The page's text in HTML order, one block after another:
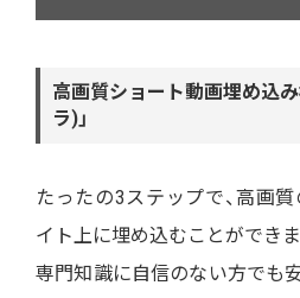
高画質ショート動画埋め込
ラ)」
たったの3ステップで、高画
イト上に埋め込むことができま
専門知識に自信のない方でも